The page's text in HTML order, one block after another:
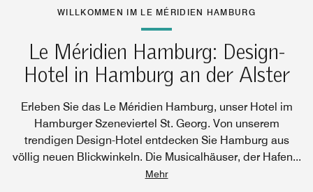
WILLKOMMEN IM LE MÉRIDIEN HAMBURG
Le Méridien Hamburg: Design-
Hotel in Hamburg an der Alster
Erleben Sie das Le Méridien Hamburg, unser Hotel im
Hamburger Szeneviertel St. Georg. Von unserem
trendigen Design-Hotel entdecken Sie Hamburg aus
völlig neuen Blickwinkeln. Die Musicalhäuser, der Hafen...
Mehr